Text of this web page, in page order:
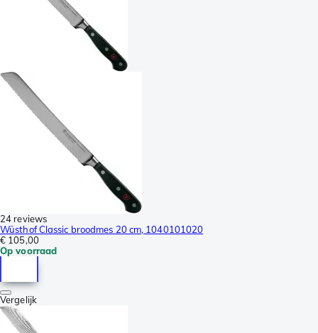
24 reviews
Wüsthof Classic broodmes 20 cm, 1040101020
€ 105,00
Op voorraad
Vergelijk